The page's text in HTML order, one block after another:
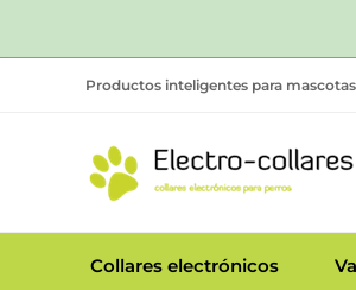
Productos inteligentes para
Collares electrónicos